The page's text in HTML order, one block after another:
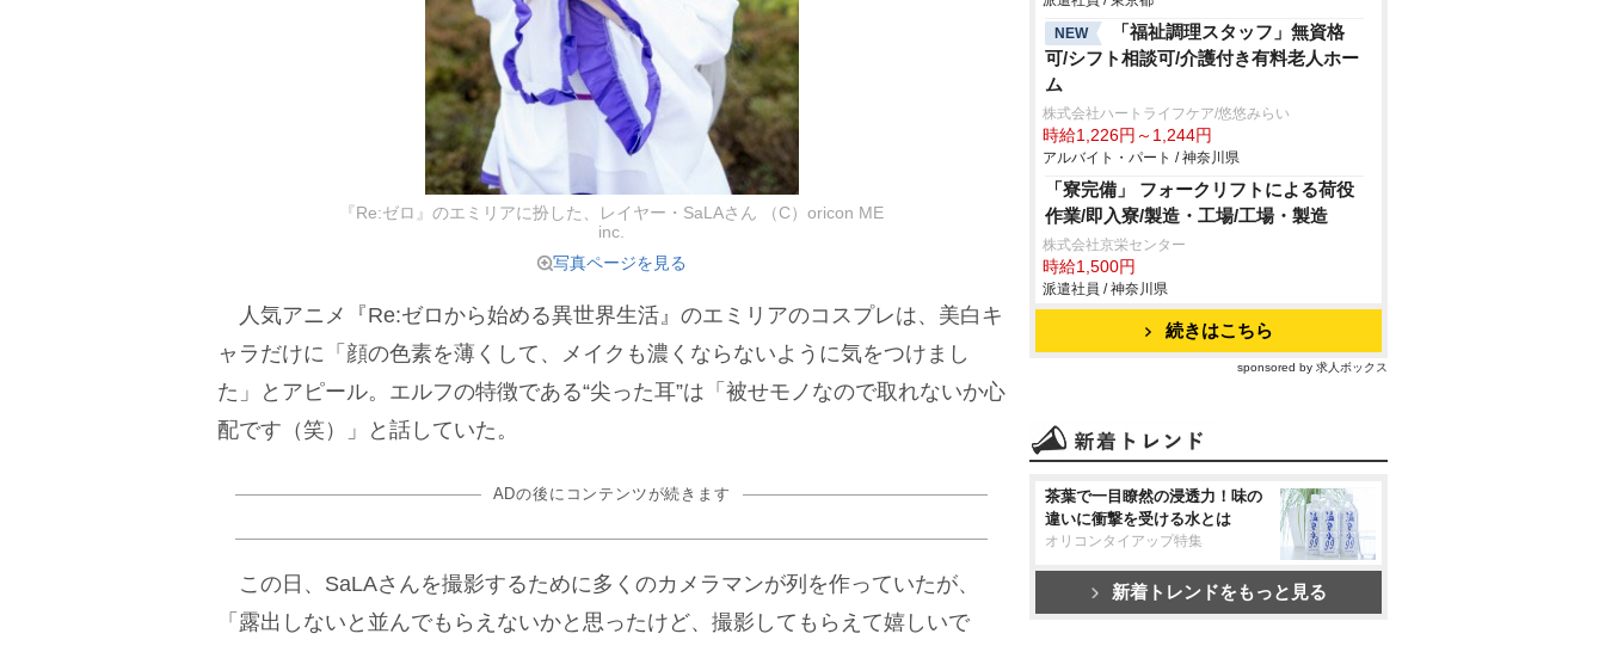
『Re:ゼロ』のエミリアに扮した、レイヤー・SaLAさん （C）oricon ME
inc.
写真ページを見る
人気アニメ『Re:ゼロから始める異世界生活』のエミリアのコスプレは、美白キ
ャラだけに「顔の色素を薄くして、メイクも濃くならないように気をつけまし
た」とアピール。エルフの特徴である“尖った耳”は「被せモノなので取れないか心
配です（笑）」と話していた。
ADの後にコンテンツが続きます
この日、SaLAさんを撮影するために多くのカメラマンが列を作っていたが、
「露出しないと並んでもらえないかと思ったけど、撮影してもらえて嬉しいで
NEW
「福祉調理スタッフ」無資格
可/シフト相談可/介護付き有料老人ホー
ム
株式会社ハートライフケア/悠悠みらい
時給1,226円～1,244円
アルバイト・パート / 神奈川県
「寮完備」 フォークリフトによる荷役
作業/即入寮/製造・工場/工場・製造
株式会社京栄センター
時給1,500円
派遣社員 / 神奈川県
続きはこちら
sponsored by 求人ボックス
茶葉で一目瞭然の浸透力！味の
違いに衝撃を受ける水とは
オリコンタイアップ特集
新着トレンドをもっと見る